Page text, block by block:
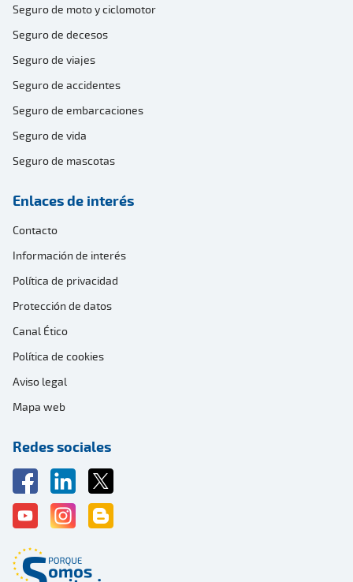
Seguro de moto y ciclomotor
Seguro de decesos
Seguro de viajes
Seguro de accidentes
Seguro de embarcaciones
Seguro de vida
Seguro de mascotas
Enlaces de interés
Contacto
Información de interés
Política de privacidad
Protección de datos
Canal Ético
Política de cookies
Aviso legal
Mapa web
Redes sociales